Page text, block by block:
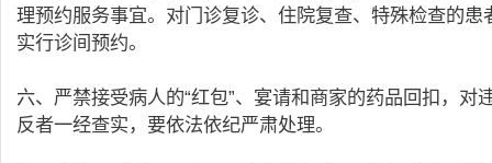
理预约服务事宜。对门诊复诊、住院复查、特殊检查的患
实行诊间预约。
六、严禁接受病人的“红包”、宴请和商家的药品回扣，对
反者一经查实，要依法依纪严肃处理。